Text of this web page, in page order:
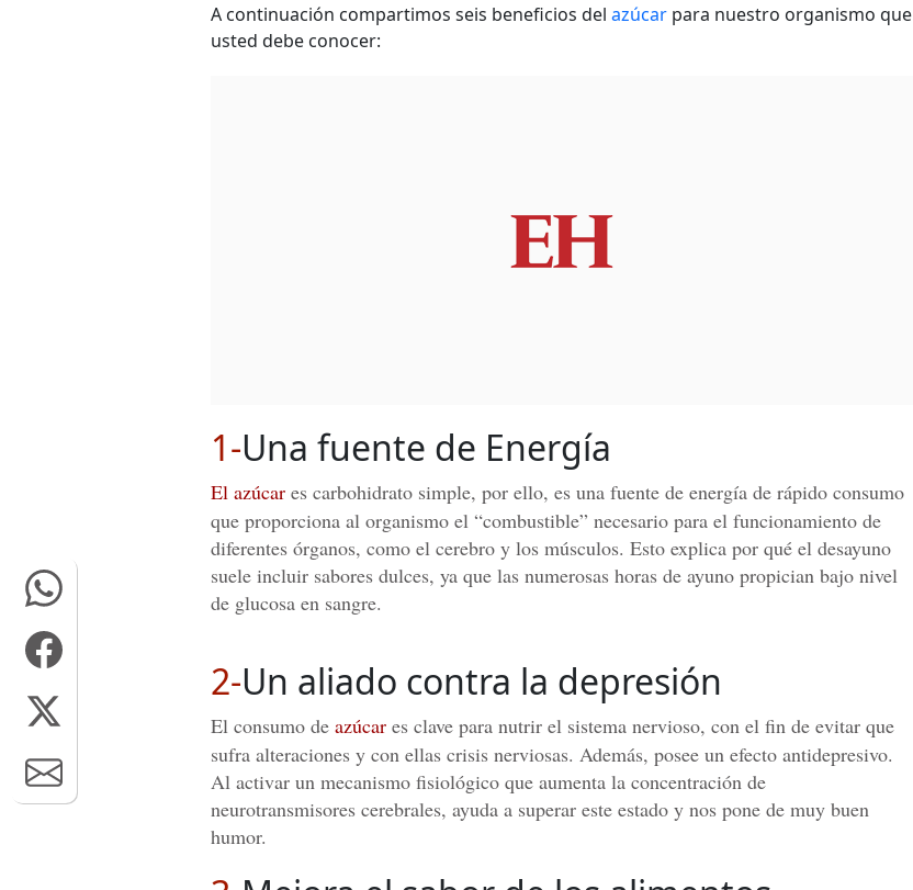
A continuación compartimos seis beneficios del azúcar para nuestro organismo que
usted debe conocer:
1-Una fuente de Energía
El azúcar es carbohidrato simple, por ello, es una fuente de energía de rápido consumo
que proporciona al organismo el “combustible” necesario para el funcionamiento de
diferentes órganos, como el cerebro y los músculos. Esto explica por qué el desayuno
suele incluir sabores dulces, ya que las numerosas horas de ayuno propician bajo nivel
de glucosa en sangre.
2-Un aliado contra la depresión
El consumo de azúcar es clave para nutrir el sistema nervioso, con el fin de evitar que
sufra alteraciones y con ellas crisis nerviosas. Además, posee un efecto antidepresivo.
Al activar un mecanismo fisiológico que aumenta la concentración de
neurotransmisores cerebrales, ayuda a superar este estado y nos pone de muy buen
humor.